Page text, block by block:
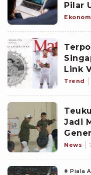
Pilar
Link
Trend
Jadi
News
# Piala